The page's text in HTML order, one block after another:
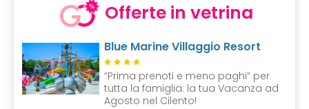
Offerte in vetrina
Blue Marine Villaggio Resort
“Prima prenoti e meno paghi” per
tutta la famiglia: la tua Vacanza ad
Agosto nel Cilento!